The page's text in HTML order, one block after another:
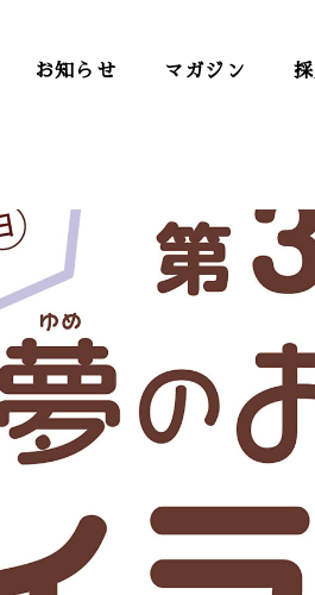
お知らせ マガジン